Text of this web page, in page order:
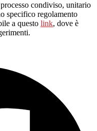
condiviso, unitario
specifico regolamento
a questo link, dove è